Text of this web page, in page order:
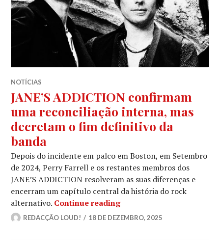
NOTÍCIAS
JANE’S ADDICTION confirmam
uma reconciliação interna, mas
decretam o fim definitivo da
banda
Depois do incidente em palco em Boston, em Setembro
de 2024, Perry Farrell e os restantes membros dos
JANE’S ADDICTION resolveram as suas diferenças e
encerram um capítulo central da história do rock
alternativo. Continue readingJANE’S ADDICTION
REDACÇÃO LOUD! 18 DE DEZEMBRO, 2025